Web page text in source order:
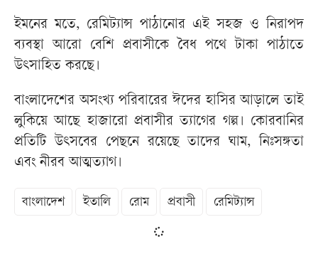
ইমনের মতে, রেমিট্যান্স পাঠানোর এই সহজ ও নিরাপদ
ব্যবস্থা আরো বেশি প্রবাসীকে বৈধ পথে টাকা পাঠাতে
উৎসাহিত করছে।
বাংলাদেশের অসংখ্য পরিবারের ঈদের হাসির আড়ালে তাই
লুকিয়ে আছে হাজারো প্রবাসীর ত্যাগের গল্প। কোরবানির
প্রতিটি উৎসবের পেছনে রয়েছে তাদের ঘাম, নিঃসঙ্গতা
এবং নীরব আত্মত্যাগ।
বাংলাদেশ ইতালি রোম প্রবাসী রেমিট্যান্স